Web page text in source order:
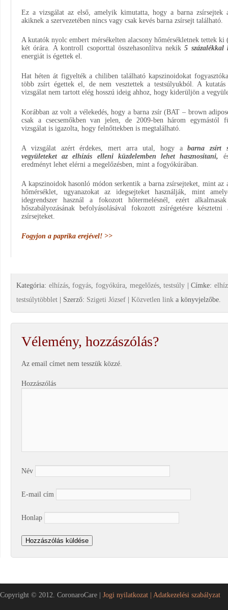
Ez a vizsgálat az első, amelyik kimutatta, hogy a barna zsírsejtek
akiknek a szervezetében nincs vagy csak kevés barna zsírsejt található.
A kutatók nyolc embert mérsékelten alacsony hőmérsékletnek tettek
két órára. A kontroll csoporttal összehasonlítva nekik5 százalékkal
energiát is égettek el.
Hat héten át figyelték a chiliben található kapszinoidokat
több zsírt égettek el, de nem vesztettek a testsúlyukból. A
vizsgálat nem tartott elég hosszú ideig ahhoz, hogy kiderüljön a
Korábban az volt a vélekedés, hogy a barna zsír (BAT – brown
csak a csecsemőkben van jelen, de 2009-ben három egymástól
vizsgálat is igazolta, hogy felnőttekben is megtalálható.
A vizsgálat azért érdekes, mert arra utal, hogy abarna zsírt
vegyületeket az elhízás elleni küzdelemben lehet hasznosítani,
eredményt lehet elérni a megelőzésben, mint a fogyókúrában.
A kapszinoidok hasonló módon serkentik a barna zsírsejteket, mint az
hőmérséklet, ugyanazokat az idegsejteket használják, mint
idegrendszer használ a fokozott hőtermelésnél, ezért
hőszabályozásának befolyásolásával fokozott zsírégetésre késztetni
zsírsejteket.
Fogyjon a paprika erejével! >>
Kategória: elhízás,fogyás fogyókúra, megelőzés,testsúly | Címke:
testsúlytöbblet | Szerző: Szigeti József Közvetlen link a könyvjelzőbe.
Vélemény, hozzászólás?
Az email címet nem tesszük közzé.
Hozzászólás
Név
E-mail cím
Honlap
Copyright © 2012. CoronaroCare | Jogi nyilatkozat | Adatkezelési szabályzat